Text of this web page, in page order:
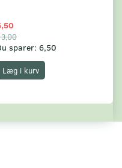
sparer: 6,50
Læg i kurv